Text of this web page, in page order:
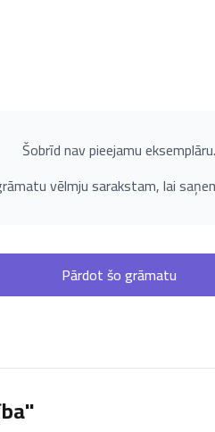
Šobrīd nav pieejamu eksemplāru.
vēlmju sarakstam, lai
Pārdot šo grāmatu